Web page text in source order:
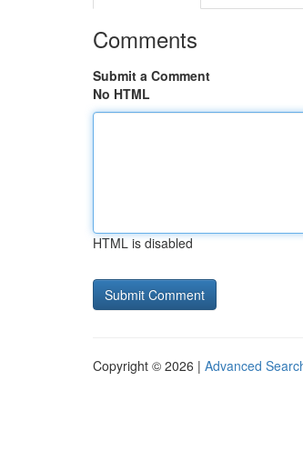
Comments
Submit a Comment
No HTML
HTML is disabled
Copyright © 2026 | Advanced